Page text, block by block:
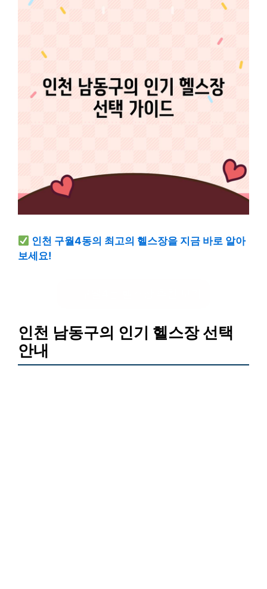
인천 구월4동의 최고의 헬스장을 지금 바로 알아
보세요!
인천 남동구의 인기 헬스장 선택
안내